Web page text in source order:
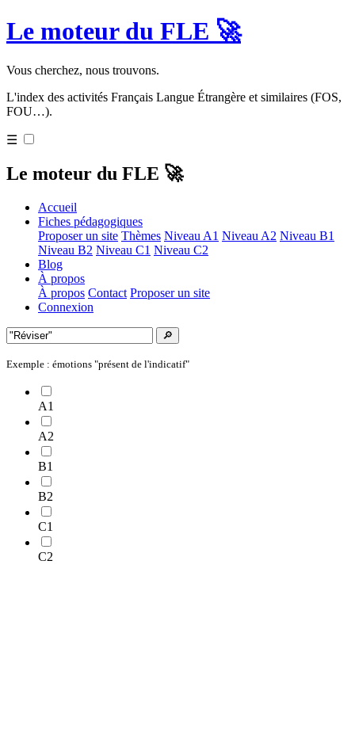
Le moteur du FLE 🚀
Vous cherchez, nous trouvons.
L'index des activités Français Langue Étrangère et similaires (FOS,
FOU…).
☰
Le moteur du FLE 🚀
Accueil
Fiches pédagogiques
Proposer un site Thèmes Niveau A1 Niveau A2 Niveau B1
Niveau B2 Niveau C1 Niveau C2
Blog
À propos
À propos Contact Proposer un site
Connexion
🔎
Exemple : émotions "présent de l'indicatif"
A1
A2
B1
B2
C1
C2